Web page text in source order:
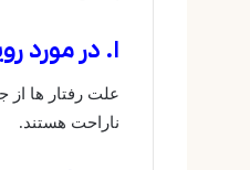
۱. در مورد رویدادها بحث کنید.
علت رفتار ها از
ناراحت هستند.